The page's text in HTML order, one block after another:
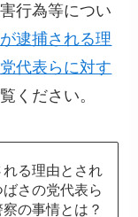
行為等につい
逮捕される理
代表らに対す
ください。
る理由とされ
さの党代表ら
の事情とは？